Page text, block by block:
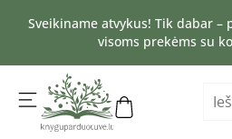
Sveikiname atvykus! Tik dabar –
visoms prekėms su